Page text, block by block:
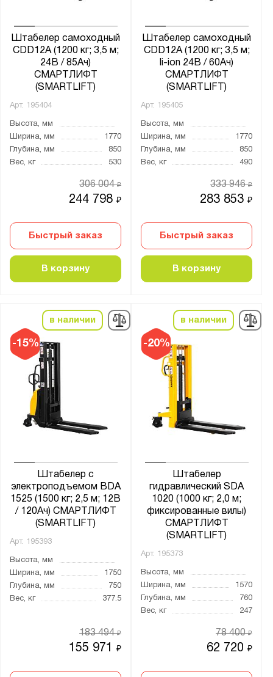
Штабелер самоходный
CDD12A (1200 кг; 3,5 м;
24В / 85Ач)
СМАРТЛИФТ
(SMARTLIFT)
Арт. 195404
Высота, мм
Ширина, мм
1770
Глубина, мм
850
Вес, кг
530
244 798₽
306 004₽
Быстрый заказ
В корзину
Штабелер самоходный
CDD12A (1200 кг; 3,5 м;
li-ion 24В / 60Ач)
СМАРТЛИФТ
(SMARTLIFT)
Арт. 195405
Высота, мм
Ширина, мм
1770
Глубина, мм
850
Вес, кг
490
283 853₽
333 946₽
Быстрый заказ
В корзину
-15%
в наличии
Штабелер с
электроподъемом BDA
1525 (1500 кг; 2,5 м; 12В
/ 120Ач) СМАРТЛИФТ
(SMARTLIFT)
Арт. 195393
Высота, мм
Ширина, мм
1750
Глубина, мм
750
Вес, кг
377.5
155 971₽
183 494₽
-20%
в наличии
Штабелер
гидравлический SDA
1020 (1000 кг; 2,0 м;
фиксированные вилы)
СМАРТЛИФТ
(SMARTLIFT)
Арт. 195373
Высота, мм
Ширина, мм
1570
Глубина, мм
760
Вес, кг
247
62 720₽
78 400₽